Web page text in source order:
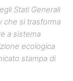
Stati Generali
che si trasforma
a sistema
ecologica
stampa di